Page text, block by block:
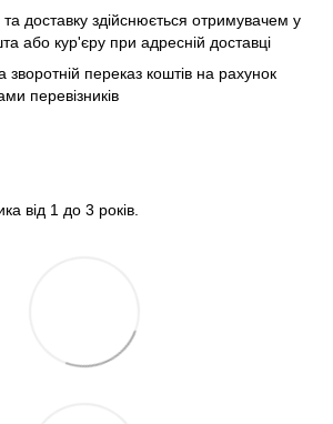
доставку здійснюється отримувачем у
або кур'єру при адресній доставці
зворотній переказ коштів на рахунок
перевізників
від 1 до 3 років.